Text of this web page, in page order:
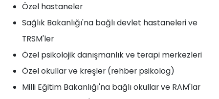
Özel hastaneler
Sağlık Bakanlığı'na bağlı devlet hastaneleri ve
TRSM'ler
Özel psikolojik danışmanlık ve terapi merkezleri
Özel okullar ve kreşler (rehber psikolog)
Milli Eğitim Bakanlığı'na bağlı okullar ve RAM'lar